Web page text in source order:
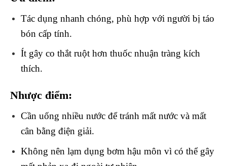
Tác dụng nhanh chóng, phù hợp với người bị táo
bón cấp tính.
Ít gây co thắt ruột hơn thuốc nhuận tràng kích
thích.
Nhược điểm:
Cần uống nhiều nước để tránh mất nước và mất
cân bằng điện giải.
Không nên lạm dụng bơm hậu môn vì có thể gây